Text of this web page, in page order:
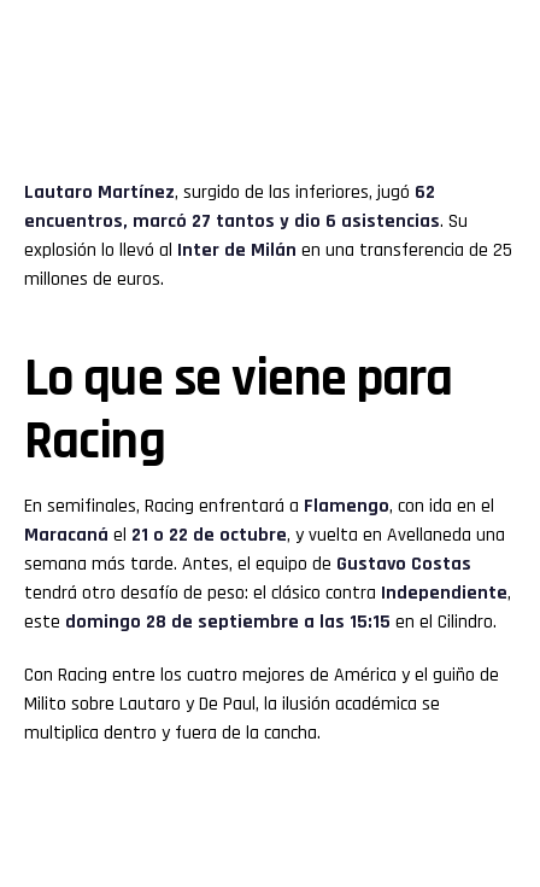
Lautaro Martínez, surgido de las inferiores, jugó 62
encuentros, marcó 27 tantos y dio 6 asistencias. Su
explosión lo llevó al Inter de Milán en una transferencia de 25
millones de euros.
Lo que se viene para
Racing
En semifinales, Racing enfrentará a Flamengo, con ida en el
Maracaná el 21 o 22 de octubre, y vuelta en Avellaneda una
semana más tarde. Antes, el equipo de Gustavo Costas
tendrá otro desafío de peso: el clásico contra Independiente,
este domingo 28 de septiembre a las 15:15 en el Cilindro.
Con Racing entre los cuatro mejores de América y el guiño de
Milito sobre Lautaro y De Paul, la ilusión académica se
multiplica dentro y fuera de la cancha.